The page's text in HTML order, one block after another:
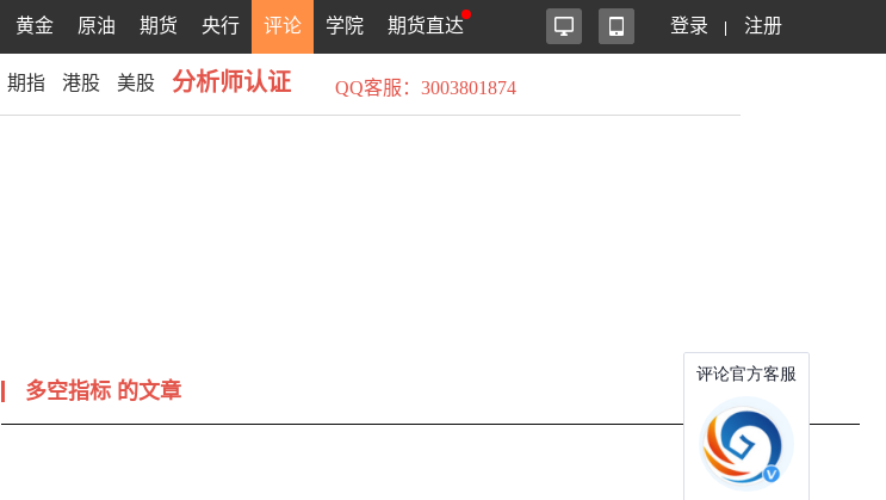
黄金 原油 期货 央行 评论 学院 期货直达 登录 注册
期指 港股 美股 分析师认证 QQ客服：3003801874
多空指标 的文章